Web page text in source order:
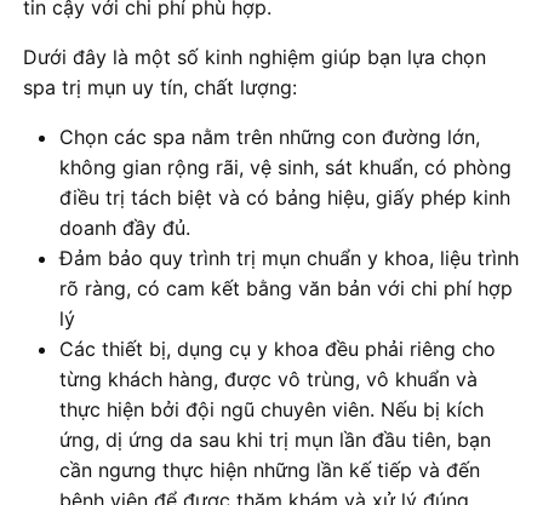
tin cậy với chi phí phù hợp.
Dưới đây là một số kinh nghiệm giúp bạn lựa chọn
spa trị mụn uy tín, chất lượng:
Chọn các spa nằm trên những con đường lớn,
không gian rộng rãi, vệ sinh, sát khuẩn, có phòng
điều trị tách biệt và có bảng hiệu, giấy phép kinh
doanh đầy đủ.
Đảm bảo quy trình trị mụn chuẩn y khoa, liệu trình
rõ ràng, có cam kết bằng văn bản với chi phí hợp
lý
Các thiết bị, dụng cụ y khoa đều phải riêng cho
từng khách hàng, được vô trùng, vô khuẩn và
thực hiện bởi đội ngũ chuyên viên. Nếu bị kích
ứng, dị ứng da sau khi trị mụn lần đầu tiên, bạn
cần ngưng thực hiện những lần kế tiếp và đến